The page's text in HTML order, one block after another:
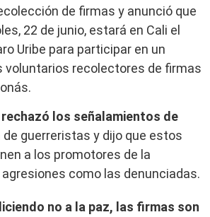
de firmas y anunció que
22 de junio, estará en Cali el
Uribe para participar en un
voluntarios recolectores de firmas
los señalamientos de
de guerreristas y dijo que estos
a los promotores de la
como las denunciadas.
no a la paz, las firmas son